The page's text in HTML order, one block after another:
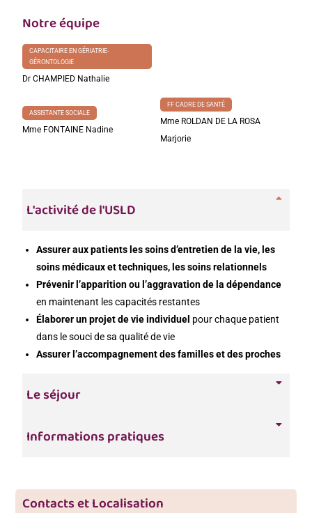
Notre équipe
CAPACITAIRE EN GÉRIATRIE-
GÉRONTOLOGIE
Dr CHAMPIED Nathalie
ASSISTANTE SOCIALE
Mme FONTAINE Nadine
FF CADRE DE SANTÉ
Mme ROLDAN DE LA ROSA
Marjorie
L'activité de l'USLD
Assurer aux patients les soins d’entretien de la vie, les
soins médicaux et techniques, les soins relationnels
Prévenir l’apparition ou l’aggravation de la dépendance
en maintenant les capacités restantes
Élaborer un projet de vie individuel pour chaque patient
dans le souci de sa qualité de vie
Assurer l’accompagnement des familles et des proches
Le séjour
Informations pratiques
Contacts et Localisation